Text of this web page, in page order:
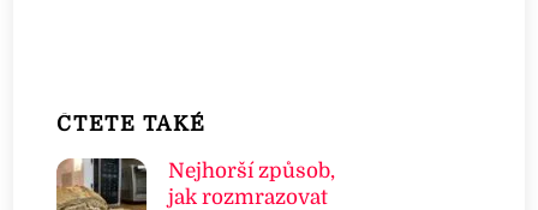
ČTETE TAKÉ
Nejhorší způsob,
jak rozmrazovat